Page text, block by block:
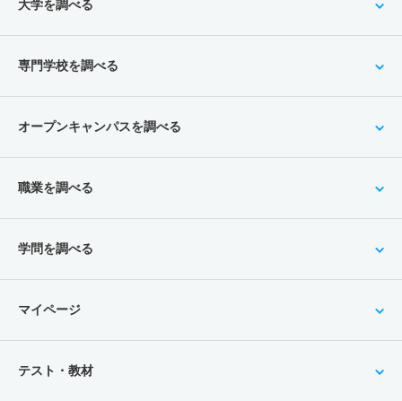
大学を調べる
専門学校を調べる
オープンキャンパスを調べる
職業を調べる
学問を調べる
マイページ
テスト・教材